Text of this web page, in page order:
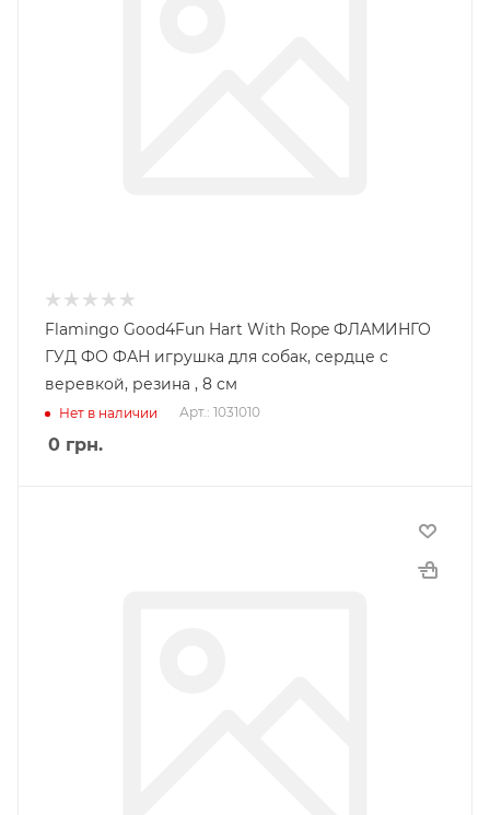
Flamingo Good4Fun Hart With Rope ФЛАМИНГО
ГУД ФО ФАН игрушка для собак, сердце с
веревкой, резина , 8 см
Нет в наличии Арт.: 1031010
0 грн.